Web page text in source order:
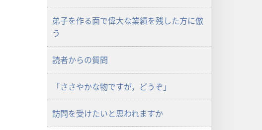
年
11
弟子を作る面で偉大な業績を残した方に倣
う
読者からの質問
「ささやかな物ですが，どうぞ」
訪問を受けたいと思われますか